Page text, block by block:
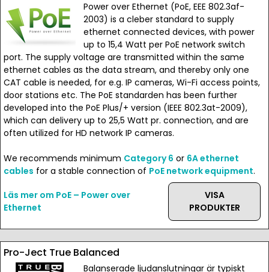
Power over Ethernet (PoE, EEE 802.3af-
2003) is a cleber standard to supply
ethernet connected devices, with power
up to 15,4 Watt per PoE network switch
port. The supply voltage are transmitted within the same
ethernet cables as the data stream, and thereby only one
CAT cable is needed, for e.g. IP cameras, Wi-Fi access points,
door stations etc. The PoE standarden has been further
developed into the PoE Plus/+ version (IEEE 802.3at-2009),
which can delivery up to 25,5 Watt pr. connection, and are
often utilized for HD network IP cameras.
We recommends minimum Category 6 or 6A ethernet
cables for a stable connection of PoE network equipment.
Läs mer om PoE – Power over
Ethernet
VISA
PRODUKTER
Pro-Ject True Balanced
Balanserade ljudanslutningar är typiskt